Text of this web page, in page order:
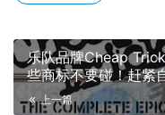
乐队品牌Cheap
些商标不要碰！赶紧
上一篇